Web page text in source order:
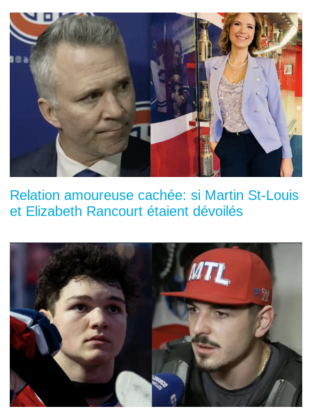
Relation amoureuse cachée: si Martin St-Louis
et Elizabeth Rancourt étaient dévoilés